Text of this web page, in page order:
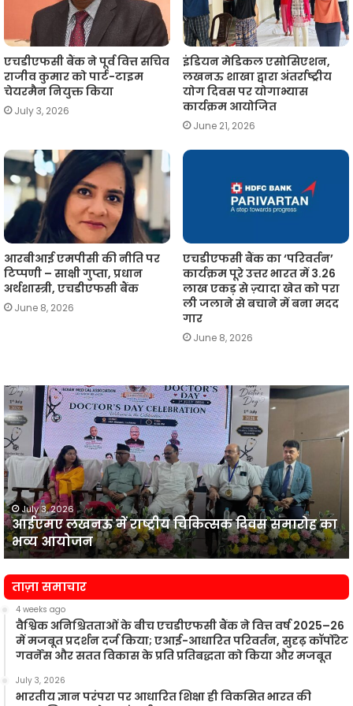
एचडीएफसी बैंक ने पूर्व वित्त सचिव
राजीव कुमार को पार्ट-टाइम
चेयरमैन नियुक्त किया
July 3, 2026
इंडियन मेडिकल एसोसिएशन,
लखनऊ शाखा द्वारा अंतर्राष्ट्रीय
योग दिवस पर योगाभ्यास
कार्यक्रम आयोजित
June 21, 2026
आरबीआई एमपीसी की नीति पर
टिप्पणी – साक्षी गुप्ता, प्रधान
अर्थशास्त्री, एचडीएफसी बैंक
June 8, 2026
एचडीएफसी बैंक का ‘परिवर्तन’
कार्यक्रम पूरे उत्तर भारत में 3.26
लाख एकड़ से ज़्यादा खेत को परा
ली जलाने से बचाने में बना मदद
गार
June 8, 2026
आईएमए
लखनऊ
में
राष्ट्रीय
चिकित्सक
दिवस
समारोह
का
भव्य
आयोजन
July 3, 2026
आईएमए लखनऊ में राष्ट्रीय चिकित्सक दिवस समारोह का
भव्य आयोजन
ताज़ा समाचार
4 weeks ago
वैश्विक अनिश्चितताओं के बीच एचडीएफसी बैंक ने वित्त वर्ष 2025–26
में मजबूत प्रदर्शन दर्ज किया; एआई-आधारित परिवर्तन, सुदृढ़ कॉर्पोरेट
गवर्नेंस और सतत विकास के प्रति प्रतिबद्धता को किया और मजबूत
July 3, 2026
भारतीय ज्ञान परंपरा पर आधारित शिक्षा ही विकसित भारत की